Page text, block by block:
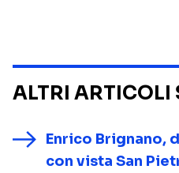
ALTRI ARTICOLI
Enrico Brignano,
con vista San